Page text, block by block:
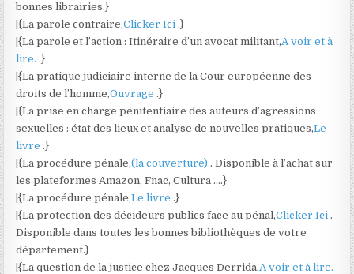
bonnes librairies.}
|{La parole contraire,Clicker Ici.}
|{La parole et l’action : Itinéraire d’un avocat militant,A voir et à
lire..}
|{La pratique judiciaire interne de la Cour européenne des
droits de l’homme,Ouvrage.}
|{La prise en charge pénitentiaire des auteurs d’agressions
sexuelles : état des lieux et analyse de nouvelles pratiques,Le
livre.}
|{La procédure pénale,(la couverture). Disponible à l’achat sur
les plateformes Amazon, Fnac, Cultura ….}
|{La procédure pénale,Le livre.}
|{La protection des décideurs publics face au pénal,Clicker Ici.
Disponible dans toutes les bonnes bibliothèques de votre
département.}
|{La question de la justice chez Jacques Derrida,A voir et à lire.